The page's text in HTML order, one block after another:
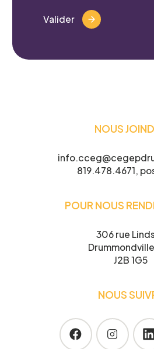
Valider
NOUS
819.478.4671,
POUR NOUS
306 rue
J2B 1G5
NOUS
Telephone*
la Politique de